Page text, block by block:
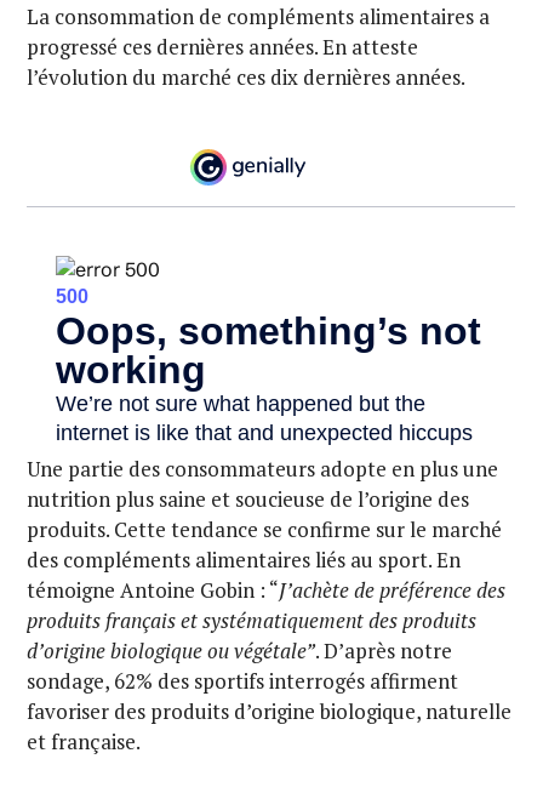
La consommation de compléments alimentaires a
progressé ces dernières années. En atteste
l’évolution du marché ces dix dernières années.
Une partie des consommateurs adopte en plus une
nutrition plus saine et soucieuse de l’origine des
produits. Cette tendance se confirme sur le marché
des compléments alimentaires liés au sport. En
témoigne Antoine Gobin : “J’achète de préférence des
produits français et systématiquement des produits
d’origine biologique ou végétale”. D’après notre
sondage, 62% des sportifs interrogés affirment
favoriser des produits d’origine biologique, naturelle
et française.